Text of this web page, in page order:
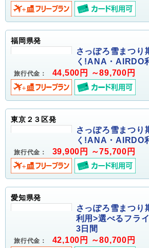
福岡県発
さっぽろ雪まつり
く!ANA・AIRDO
旅行代金： 44,500円 ～89,700円
東京２３区発
さっぽろ雪まつり
く!ANA・AIRDO
旅行代金： 39,900円 ～75,700円
愛知県発
さっぽろ雪まつ
利用>選べるフラ
3日間
旅行代金： 42,100円 ～80,700円